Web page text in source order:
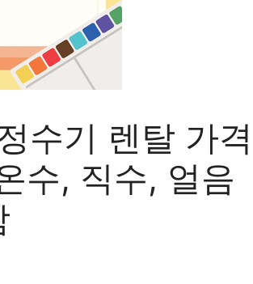
수기 렌탈 가격
수, 직수, 얼음